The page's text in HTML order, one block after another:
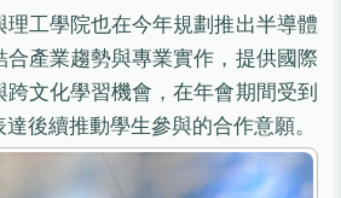
工學院也在今年規劃推出半導體
產業趨勢與專業實作，提供國際
文化學習機會，在年會期間受到
後續推動學生參與的合作意願。